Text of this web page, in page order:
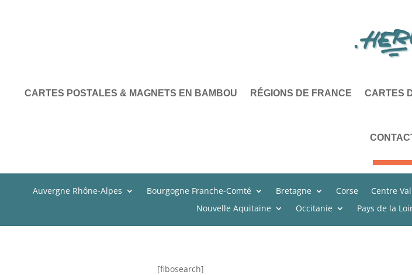
CARTES POSTALES & MAGNETS EN BAMBOU RÉGIONS DE FRANCE CARTES
Auvergne Rhône-Alpes Bourgogne Franche-Comté Bretagne Corse Centre
Nouvelle Aquitaine
Occitanie Pays de la
[fibosearch]